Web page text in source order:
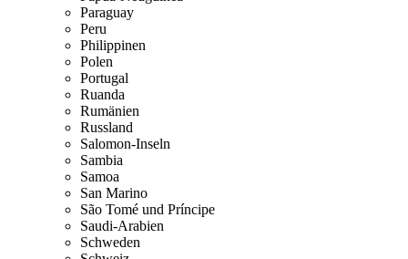
Paraguay
Peru
Philippinen
Polen
Portugal
Ruanda
Rumänien
Russland
Salomon-Inseln
Sambia
Samoa
San Marino
São Tomé und Príncipe
Saudi-Arabien
Schweden